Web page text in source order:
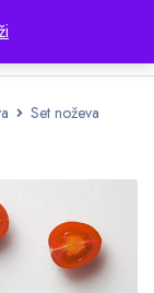
Set noževa